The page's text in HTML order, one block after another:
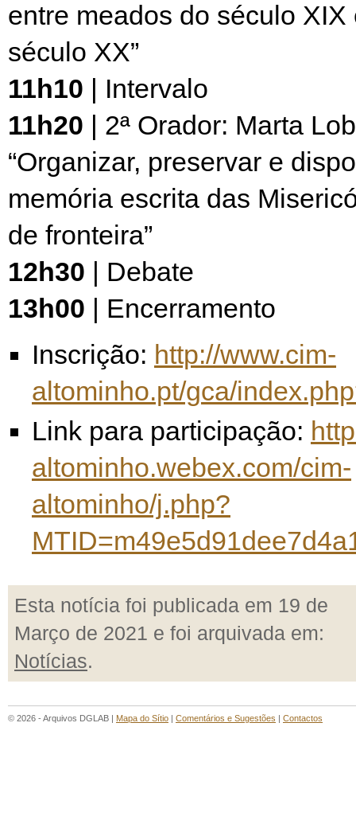
entre meados do século
século XX”
11h10 | Intervalo
11h20 | 2ª Orador: Marta
“Organizar, preservar e
memória escrita das
de fronteira”
12h30 | Debate
13h00 | Encerramento
Inscrição: http://www.cim-
altominho.pt/gca/
Link para participação:
altominho.webex.com/cim-
altominho/j.php?
Esta notícia foi publicada em 19 de
Março de 2021 e foi arquivada em:
Notícias.
© 2026 - Arquivos DGLAB | Mapa do Sítio | Comentários e Sugestões | Contactos